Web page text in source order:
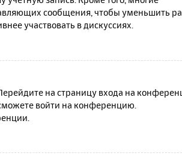
сообщения, чтобы уменьшить
участвовать в дискуссиях.
на страницу входа на
войти на конференцию.